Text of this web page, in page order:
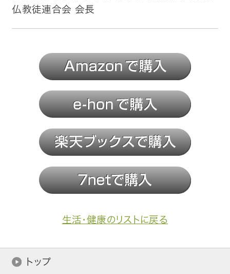
仏教徒連合会 会長
生活・健康のリストに戻る
トップ